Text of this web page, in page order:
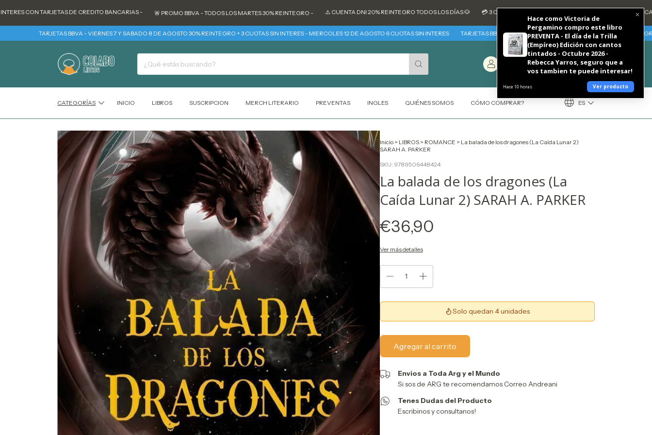
Hace como Victoria de
Pergamino compro este libro
PREVENTA - El día de la Trilla
(Empíreo) Edición con cantos
tintados - Octubre 2026 -
Rebecca Yarros, seguro que a
vos tambien te puede interesar!
Hace 10 horas Ver producto
TARJETAS DE CREDITO BANCARIAS - 🚨 PROMO BBVA - TODOS LOS MARTES 30% REINTEGRO - ⚠️ CUENTA DNI 20% REINTEGRO TODOS LOS DÍAS 🐶 💳 3 CUOTAS SIN INTERES CON TARJETAS DE CREDITO BANCARIAS -
TARJETAS BBVA - VIERNES 7 Y SABADO 8 DE AGOSTO 30% REINTEGRO + 3 CUOTAS SIN INTERES - MIERCOLES 12 DE AGOSTO 6 CUOTAS SIN INTERES TARJETAS BBVA - VIERNES 7 Y SABADO 8 DE AGOSTO 30% REINTEGRO + 3
Carrito (0)
€0,00
CATEGORÍAS INICIO LIBROS SUSCRIPCION MERCH LITERARIO PREVENTAS INGLES QUIÉNES SOMOS CÓMO COMPRAR? ES
Inicio > LIBROS > ROMANCE > La balada de los dragones (La Caída Lunar 2)
SARAH A. PARKER
SKU: 9789506448424
La balada de los dragones (La
Caída Lunar 2) SARAH A. PARKER
€36,90
Ver más detalles
Solo quedan 4 unidades
Envios a Toda Arg y el Mundo
Si sos de ARG te recomendamos Correo Andreani
Tenes Dudas del Producto
Escribinos y consultanos!